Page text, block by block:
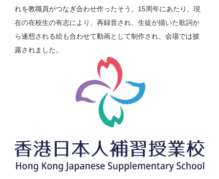
れを教職員がつなぎ合わせ作ったそう。15周年にあたり、現
在の在校生の有志により、再録音され、生徒が描いた歌詞か
ら連想される絵も合わせて動画として制作され、会場では披
露されました。